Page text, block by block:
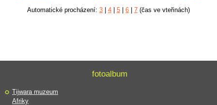
Automatické procházení: 3 4 5 6 7 (čas ve vteřinách)
fotoalbum
Tijwara muzeum
Afriky